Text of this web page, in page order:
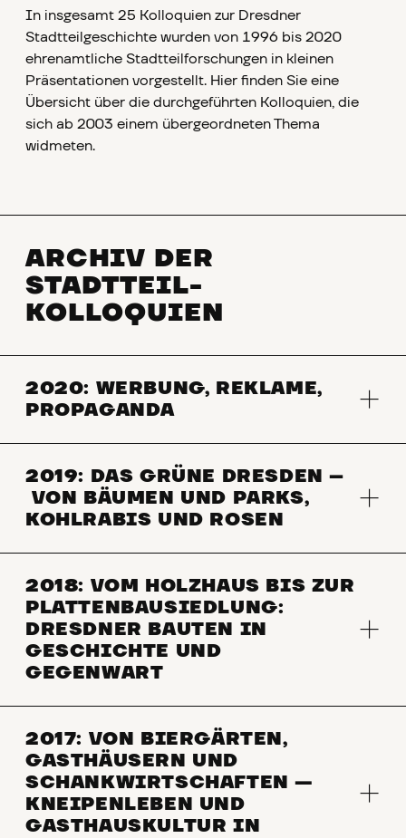
In insgesamt 25 Kolloquien zur Dresdner
Stadtteilgeschichte wurden von 1996 bis 2020
ehrenamtliche Stadtteilforschungen in kleinen
Präsentationen vorgestellt. Hier finden Sie eine
Übersicht über die durchgeführten Kolloquien, die
sich ab 2003 einem übergeordneten Thema
widmeten.
ARCHIV DER
STADTTEIL-
KOLLOQUIEN
2020: WERBUNG, REKLAME,
PROPAGANDA
2019: DAS GRÜNE DRESDEN
–
VON BÄUMEN UND PARKS,
KOHLRABIS UND ROSEN
2018: VOM HOLZHAUS BIS ZUR
PLATTENBAUSIEDLUNG:
DRESDNER BAUTEN IN
GESCHICHTE UND
GEGENWART
2017: VON BIERGÄRTEN,
GASTHÄUSERN UND
SCHANKWIRTSCHAFTEN —
KNEIPENLEBEN UND
GASTHAUSKULTUR IN